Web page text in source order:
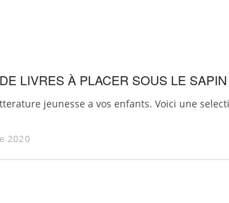
LIVRES À PLACER SOUS LE SAPIN
jeunesse a vos enfants. Voici une
2020